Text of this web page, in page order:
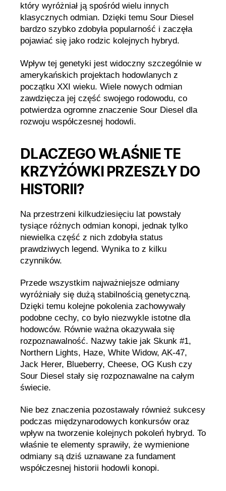
który wyróżniał ją spośród wielu innych
klasycznych odmian. Dzięki temu Sour Diesel
bardzo szybko zdobyła popularność i zaczęła
pojawiać się jako rodzic kolejnych hybryd.
Wpływ tej genetyki jest widoczny szczególnie w
amerykańskich projektach hodowlanych z
początku XXI wieku. Wiele nowych odmian
zawdzięcza jej część swojego rodowodu, co
potwierdza ogromne znaczenie Sour Diesel dla
rozwoju współczesnej hodowli.
DLACZEGO WŁAŚNIE TE
KRZYŻÓWKI PRZESZŁY DO
HISTORII?
Na przestrzeni kilkudziesięciu lat powstały
tysiące różnych odmian konopi, jednak tylko
niewielka część z nich zdobyła status
prawdziwych legend. Wynika to z kilku
czynników.
Przede wszystkim najważniejsze odmiany
wyróżniały się dużą stabilnością genetyczną.
Dzięki temu kolejne pokolenia zachowywały
podobne cechy, co było niezwykle istotne dla
hodowców. Równie ważna okazywała się
rozpoznawalność. Nazwy takie jak Skunk #1,
Northern Lights, Haze, White Widow, AK-47,
Jack Herer, Blueberry, Cheese, OG Kush czy
Sour Diesel stały się rozpoznawalne na całym
świecie.
Nie bez znaczenia pozostawały również sukcesy
podczas międzynarodowych konkursów oraz
wpływ na tworzenie kolejnych pokoleń hybryd. To
właśnie te elementy sprawiły, że wymienione
odmiany są dziś uznawane za fundament
współczesnej historii hodowli konopi.